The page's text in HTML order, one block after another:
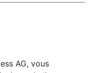
AG, vous